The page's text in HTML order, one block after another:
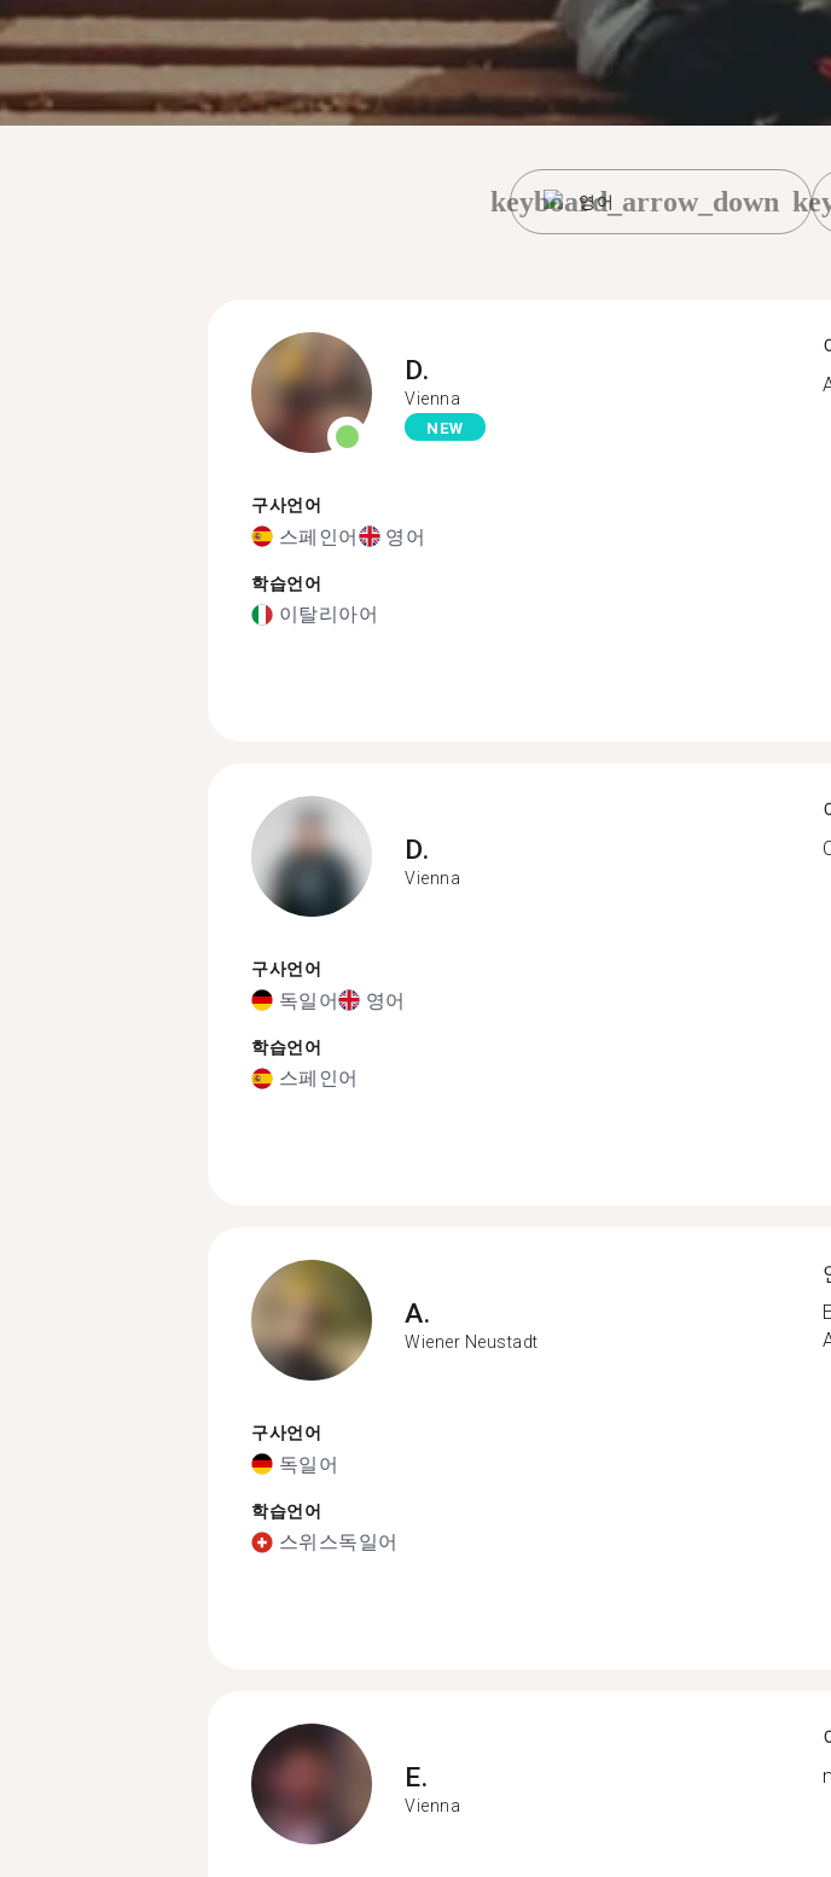
영어
keyboard_arrow_down
D.
Vienna
NEW
구사언어
스페인어 영어
학습언어
이탈리아어
D.
Vienna
구사언어
독일어 영어
학습언어
스페인어
A.
Wiener Neustadt
구사언어
독일어
학습언어
스위스독일어
E.
Vienna